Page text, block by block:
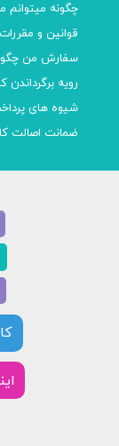
چگونه میتوانم
قوانین و مقررات
سفارش من
رویه برگرداندن
شیوه های
ضمانت اصالت